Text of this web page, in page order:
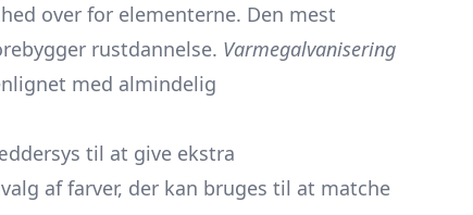
over for elementerne. Den mest
rustdannelse. Varmegalvanisering
med almindelig
til at give ekstra
af farver, der kan bruges til at matche